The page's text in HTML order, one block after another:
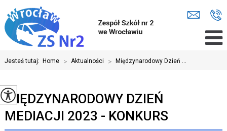
Jesteś tutaj: Home > Aktualności > Międzynarodowy Dzień ...
MIĘDZYNARODOWY DZIEŃ
MEDIACJI 2023 - KONKURS